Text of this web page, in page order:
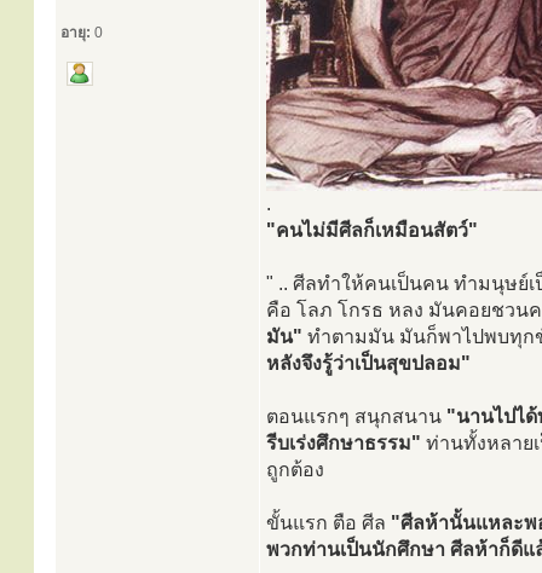
อายุ: 0
.
"คนไม่มีศีลก็เหมือนสัตว์"
" .. ศีลทำให้คนเป็นคน ทำมนุษย์เ
คือ โลภ โกรธ หลง มันคอยชวน
มัน" ทำตามมัน มันก็พาไปพบทุก
หลังจึงรู้ว่าเป็นสุขปลอม"
ตอนแรกๆ สนุกสนาน "นานไปได้
รีบเร่งศึกษาธรรม" ท่านทั้งหลาย
ถูกต้อง
ขั้นแรก ตือ ศีล "ศีลห้านั้นแหละพ
พวกท่านเป็นนักศึกษา ศีลห้าก็ดีแ